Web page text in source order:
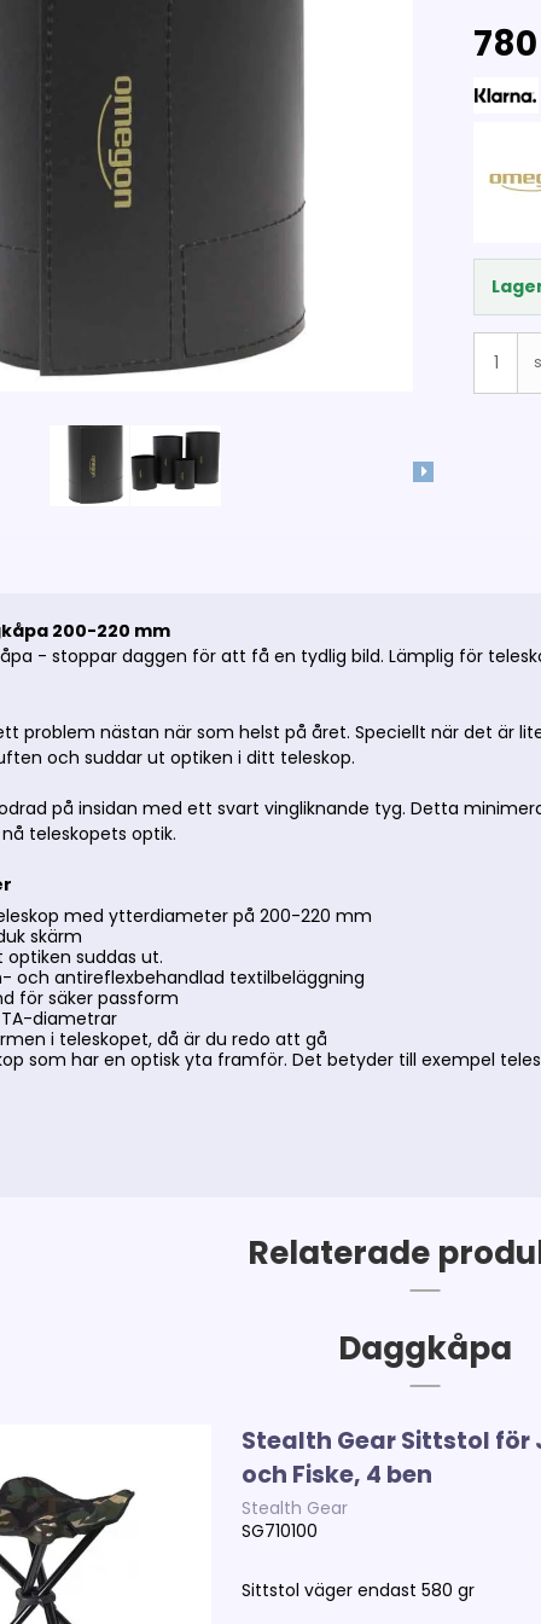
200-220 mm
- stoppar daggen för att få en tydlig bild. Lämplig för
problem nästan när som helst på året. Speciellt när det är
och suddar ut optiken i ditt teleskop.
på insidan med ett svart vingliknande tyg. Detta
teleskopets optik.
med ytterdiameter på 200-220 mm
skärm
optiken suddas ut.
och antireflexbehandlad textilbeläggning
för säker passform
diametrar
i teleskopet, då är du redo att gå
som har en optisk yta framför. Det betyder till exempel
Relaterade
Daggkåpa
Stealth Gear Sittstol för
och Fiske, 4 ben
Stealth Gear
SG710100
Sittstol väger endast 580 gr